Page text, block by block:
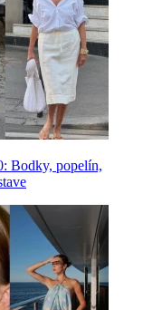
Bodky, popelín,